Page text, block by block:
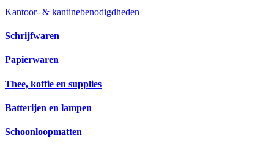
Kantoor- & kantinebenodigdheden
Schrijfwaren
Papierwaren
Thee, koffie en supplies
Batterijen en lampen
Schoonloopmatten